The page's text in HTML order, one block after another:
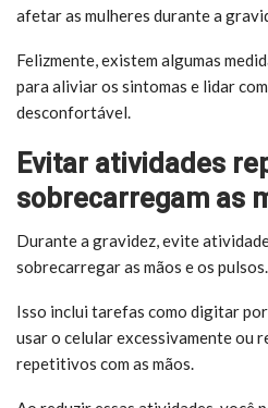
afetar as mulheres durante a
Felizmente, existem algumas
para aliviar os sintomas e lidar
desconfortável.
Evitar atividades
sobrecarregam as
Durante a gravidez, evite
sobrecarregar as mãos e os pulsos.
Isso inclui tarefas como digitar
usar o celular excessivamente ou
repetitivos com as mãos.